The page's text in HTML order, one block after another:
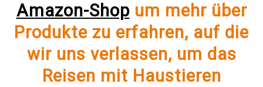
Amazon-Shopum mehr über
Produkte zu erfahren, auf die
wir uns verlassen, um das
Reisen mit Haustieren